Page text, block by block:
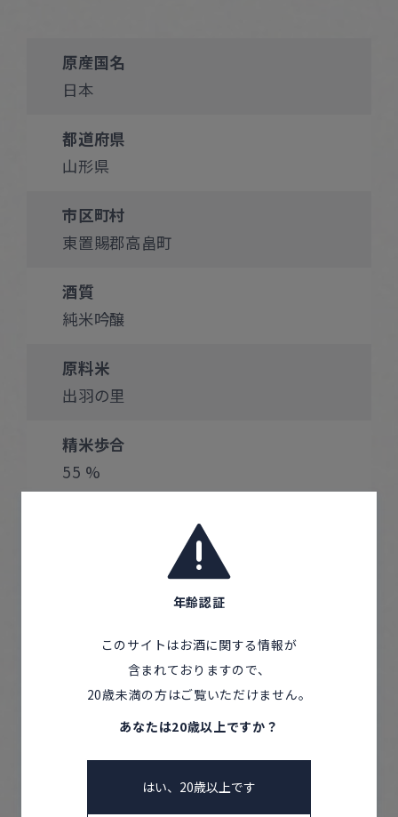
原産国名
日本
都道府県
山形県
市区町村
東置賜郡高畠町
酒質
純米吟醸
原料米
出羽の里
精米歩合
55 %
山形吟醸酵母（NF-KA)、きょうかい
年齢認証
このサイトはお酒に関する情報が
含まれておりますので、
20歳未満の方はご覧いただけません。
あなたは20歳以上ですか？
はい、20歳以上です